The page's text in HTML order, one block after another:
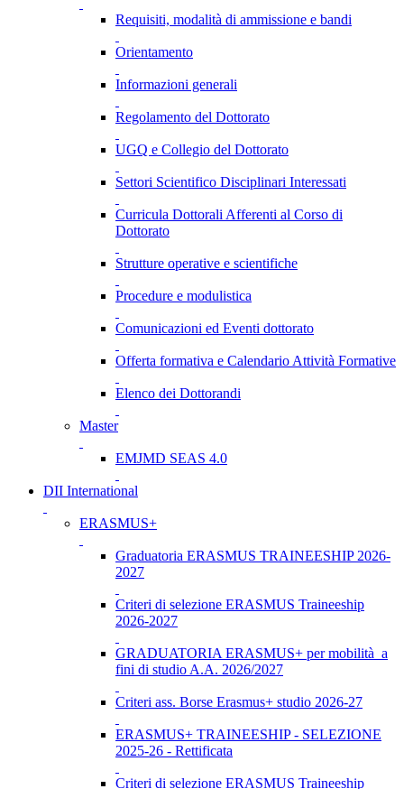
Requisiti, modalità di ammissione e bandi
Orientamento
Informazioni generali
Regolamento del Dottorato
UGQ e Collegio del Dottorato
Settori Scientifico Disciplinari Interessati
Curricula Dottorali Afferenti al Corso di
Dottorato
Strutture operative e scientifiche
Procedure e modulistica
Comunicazioni ed Eventi dottorato
Offerta formativa e Calendario Attività Formative
Elenco dei Dottorandi
Master
EMJMD SEAS 4.0
DII International
ERASMUS+
Graduatoria ERASMUS TRAINEESHIP 2026-
2027
Criteri di selezione ERASMUS Traineeship
2026-2027
GRADUATORIA ERASMUS+ per mobilità a
fini di studio A.A. 2026/2027
Criteri ass. Borse Erasmus+ studio 2026-27
ERASMUS+ TRAINEESHIP - SELEZIONE
2025-26 - Rettificata
Criteri di selezione ERASMUS Traineeship